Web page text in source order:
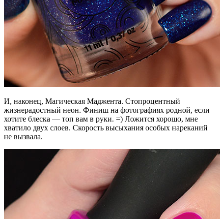
И, наконец, Магическая Маджента. Стопроцентный
жизнерадостный неон. Финиш на фотографиях родной, если
хотите блеска — топ вам в руки. =) Ложится хорошо, мне
хватило двух слоев. Скорость высыхания особых нареканий
не вызвала.